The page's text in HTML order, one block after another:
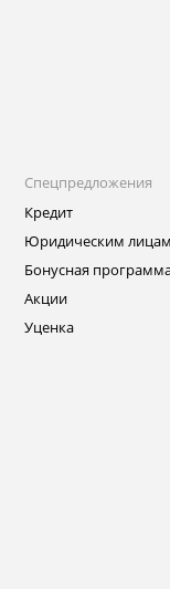
Спецпредложения
Кредит
Юридическим лицам
Бонусная
Акции
Уценка